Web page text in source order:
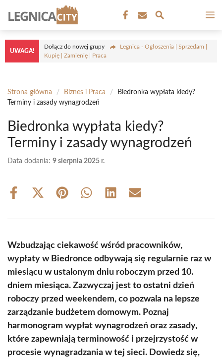
treści
UWAGA!
Dołącz do nowej grupy
Legnica - Ogłoszenia | Sprzedam |
Kupię | Zamienię | Praca
Strona główna / Biznes i Praca /
Biedronka wypłata kiedy?
Terminy i zasady wynagrodzeń
Biedronka wypłata kiedy?
Terminy i zasady wynagrodzeń
Data dodania: 9 sierpnia 2025 r.
Share
Share
(Twitter)
Share Share Share Share
Wzbudzając ciekawość wśród pracowników,
wypłaty w Biedronce odbywają się regularnie raz w
miesiącu w ustalonym dniu roboczym przed 10.
dniem miesiąca. Zazwyczaj jest to ostatni dzień
roboczy przed weekendem, co pozwala na lepsze
zarządzanie budżetem domowym. Poznaj
harmonogram wypłat wynagrodzeń oraz zasady,
które zapewniają terminowość i przejrzystość w
procesie wynagradzania w tej sieci. Dowiedz się,